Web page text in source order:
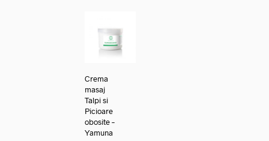
Crema
masaj
Talpi si
Picioare
obosite –
Yamuna